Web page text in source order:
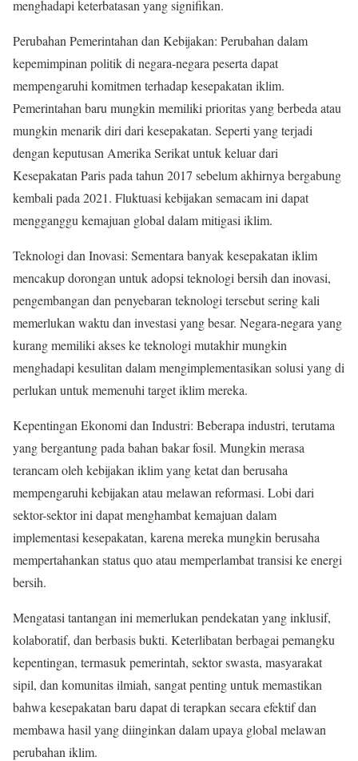
menghadapi keterbatasan yang signifikan.
Perubahan Pemerintahan dan Kebijakan: Perubahan dalam
kepemimpinan politik di negara-negara peserta dapat
mempengaruhi komitmen terhadap kesepakatan iklim.
Pemerintahan baru mungkin memiliki prioritas yang berbeda atau
mungkin menarik diri dari kesepakatan. Seperti yang terjadi
dengan keputusan Amerika Serikat untuk keluar dari
Kesepakatan Paris pada tahun 2017 sebelum akhirnya bergabung
kembali pada 2021. Fluktuasi kebijakan semacam ini dapat
mengganggu kemajuan global dalam mitigasi iklim.
Teknologi dan Inovasi: Sementara banyak kesepakatan iklim
mencakup dorongan untuk adopsi teknologi bersih dan inovasi,
pengembangan dan penyebaran teknologi tersebut sering kali
memerlukan waktu dan investasi yang besar. Negara-negara yang
kurang memiliki akses ke teknologi mutakhir mungkin
menghadapi kesulitan dalam mengimplementasikan solusi yang di
perlukan untuk memenuhi target iklim mereka.
Kepentingan Ekonomi dan Industri: Beberapa industri, terutama
yang bergantung pada bahan bakar fosil. Mungkin merasa
terancam oleh kebijakan iklim yang ketat dan berusaha
mempengaruhi kebijakan atau melawan reformasi. Lobi dari
sektor-sektor ini dapat menghambat kemajuan dalam
implementasi kesepakatan, karena mereka mungkin berusaha
mempertahankan status quo atau memperlambat transisi ke energi
bersih.
Mengatasi tantangan ini memerlukan pendekatan yang inklusif,
kolaboratif, dan berbasis bukti. Keterlibatan berbagai pemangku
kepentingan, termasuk pemerintah, sektor swasta, masyarakat
sipil, dan komunitas ilmiah, sangat penting untuk memastikan
bahwa kesepakatan baru dapat di terapkan secara efektif dan
membawa hasil yang diinginkan dalam upaya global melawan
perubahan iklim.